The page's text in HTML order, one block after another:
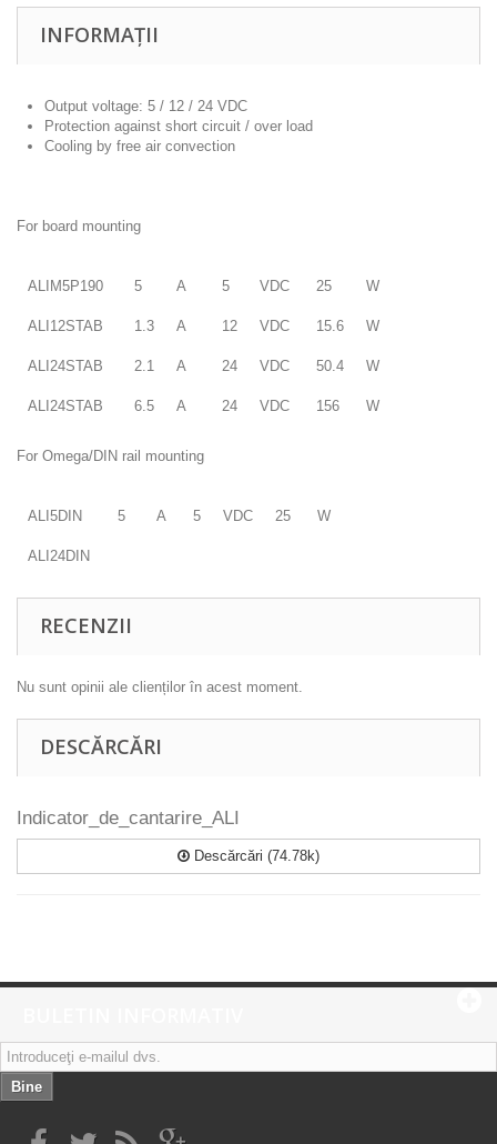
INFORMAȚII
Output voltage: 5 / 12 / 24 VDC
Protection against short circuit / over load
Cooling by free air convection
For board mounting
ALIM5P190 5 A 5 VDC 25 W
ALI12STAB 1.3 A 12 VDC 15.6 W
ALI24STAB 2.1 A 24 VDC 50.4 W
ALI24STAB 6.5 A 24 VDC 156 W
For Omega/DIN rail mounting
ALI5DIN 5 A 5 VDC 25 W
ALI24DIN
RECENZII
Nu sunt opinii ale clienților în acest moment.
DESCĂRCĂRI
Indicator_de_cantarire_ALI
Descărcări (74.78k)
Bine